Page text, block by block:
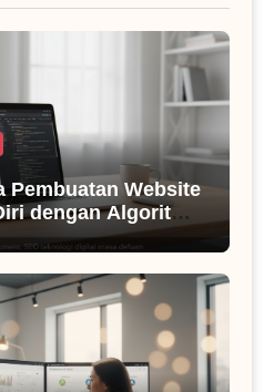
Pembuatan Website
dengan Algoritma